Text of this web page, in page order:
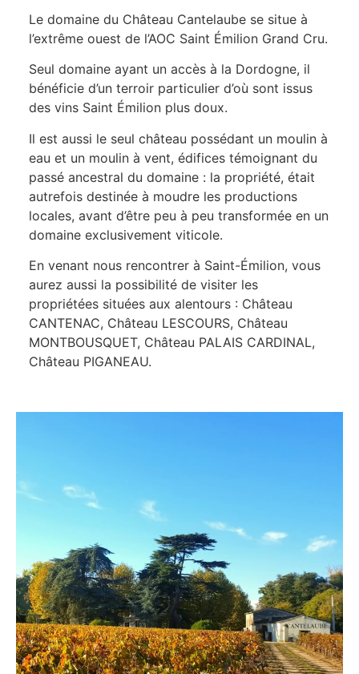
Le domaine du Château Cantelaube se situe à
l’extrême ouest de l’AOC Saint Émilion Grand Cru.
Seul domaine ayant un accès à la Dordogne, il
bénéficie d’un terroir particulier d’où sont issus
des vins Saint Émilion plus doux.
Il est aussi le seul château possédant un moulin à
eau et un moulin à vent, édifices témoignant du
passé ancestral du domaine : la propriété, était
autrefois destinée à moudre les productions
locales, avant d’être peu à peu transformée en un
domaine exclusivement viticole.
En venant nous rencontrer à Saint-Émilion, vous
aurez aussi la possibilité de visiter les
propriétées situées aux alentours : Château
CANTENAC, Château LESCOURS, Château
MONTBOUSQUET, Château PALAIS CARDINAL,
Château PIGANEAU.